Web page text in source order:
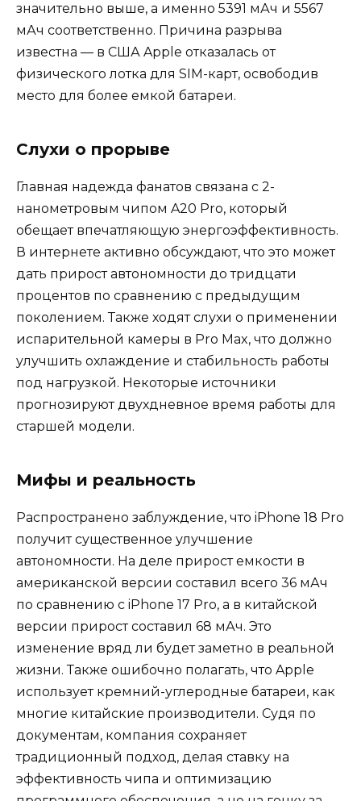
значительно выше, а именно 5391 мАч и 5567
мАч соответственно. Причина разрыва
известна — в США Apple отказалась от
физического лотка для SIM-карт, освободив
место для более емкой батареи.
Слухи о прорыве
Главная надежда фанатов связана с 2-
нанометровым чипом A20 Pro, который
обещает впечатляющую энергоэффективность.
В интернете активно обсуждают, что это может
дать прирост автономности до тридцати
процентов по сравнению с предыдущим
поколением. Также ходят слухи о применении
испарительной камеры в Pro Max, что должно
улучшить охлаждение и стабильность работы
под нагрузкой. Некоторые источники
прогнозируют двухдневное время работы для
старшей модели.
Мифы и реальность
Распространено заблуждение, что iPhone 18 Pro
получит существенное улучшение
автономности. На деле прирост емкости в
американской версии составил всего 36 мАч
по сравнению с iPhone 17 Pro, а в китайской
версии прирост составил 68 мАч. Это
изменение вряд ли будет заметно в реальной
жизни. Также ошибочно полагать, что Apple
использует кремний-углеродные батареи, как
многие китайские производители. Судя по
документам, компания сохраняет
традиционный подход, делая ставку на
эффективность чипа и оптимизацию